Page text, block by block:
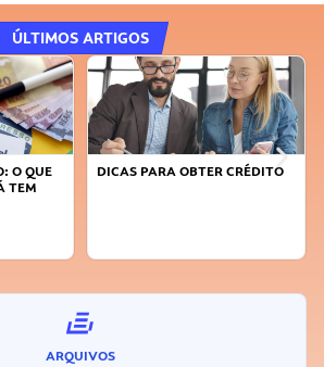
ÚLTIMOS ARTIGOS
FAÇA A DIFERENÇA: SEJA
ARQUIVOS